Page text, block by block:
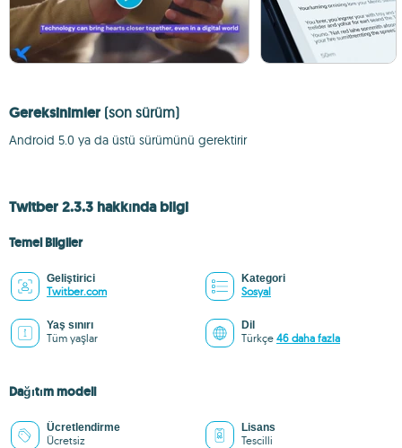
Gereksinimler (son sürüm)
Android 5.0 ya da üstü sürümünü gerektirir
Twitber 2.3.3 hakkında bilgi
Temel Bilgiler
Geliştirici
Twitber.com
Kategori
Sosyal
Yaş sınırı
Tüm yaşlar
Dil
Türkçe 46 daha fazla
Dağıtım modeli
Ücretlendirme
Ücretsiz
Lisans
Tescilli